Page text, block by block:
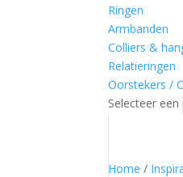
Ringen
Armbanden
Colliers &
Relatieringen
Oorstekers /
Selecteer een
Home /